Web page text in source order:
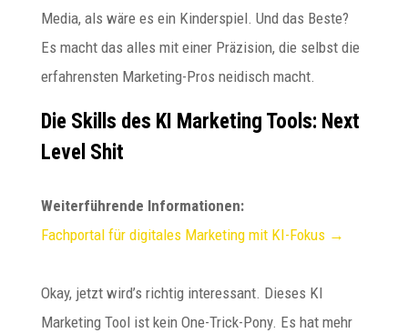
Media, als wäre es ein Kinderspiel. Und das Beste?
Es macht das alles mit einer Präzision, die selbst die
erfahrensten Marketing-Pros neidisch macht.
Die Skills des KI Marketing Tools: Next
Level Shit
Weiterführende Informationen:
Fachportal für digitales Marketing mit KI-Fokus →
Okay, jetzt wird’s richtig interessant. Dieses KI
Marketing Tool ist kein One-Trick-Pony. Es hat mehr